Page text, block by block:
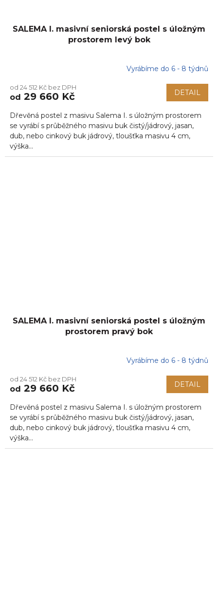
SALEMA I. masivní seniorská postel s úložným
prostorem levý bok
Vyrábíme do 6 - 8 týdnů
od 24 512 Kč bez DPH
od 29 660 Kč DETAIL
Dřevěná postel z masivu Salema I. s úložným prostorem
se vyrábí s průběžného masivu buk čistý/jádrový, jasan,
dub, nebo cinkový buk jádrový, tloušťka masivu 4 cm,
výška...
SALEMA I. masivní seniorská postel s úložným
prostorem pravý bok
Vyrábíme do 6 - 8 týdnů
od 24 512 Kč bez DPH
od 29 660 Kč DETAIL
Dřevěná postel z masivu Salema I. s úložným prostorem
se vyrábí s průběžného masivu buk čistý/jádrový, jasan,
dub, nebo cinkový buk jádrový, tloušťka masivu 4 cm,
výška...